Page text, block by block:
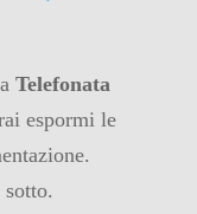
Telefonata
espormi le